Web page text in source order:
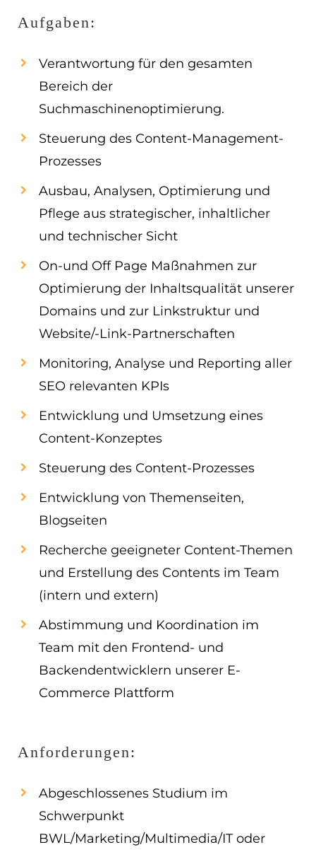
Aufgaben:
Verantwortung für den gesamten
Bereich der
Suchmaschinenoptimierung.
Steuerung des Content-Management-
Prozesses
Ausbau, Analysen, Optimierung und
Pflege aus strategischer, inhaltlicher
und technischer Sicht
On-und Off Page Maßnahmen zur
Optimierung der Inhaltsqualität unserer
Domains und zur Linkstruktur und
Website/-Link-Partnerschaften
Monitoring, Analyse und Reporting aller
SEO relevanten KPIs
Entwicklung und Umsetzung eines
Content-Konzeptes
Steuerung des Content-Prozesses
Entwicklung von Themenseiten,
Blogseiten
Recherche geeigneter Content-Themen
und Erstellung des Contents im Team
(intern und extern)
Abstimmung und Koordination im
Team mit den Frontend- und
Backendentwicklern unserer E-
Commerce Plattform
Anforderungen:
Abgeschlossenes Studium im
Schwerpunkt
BWL/Marketing/Multimedia/IT oder